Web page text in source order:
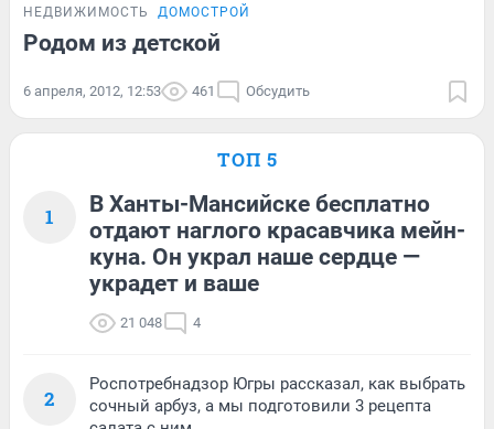
НЕДВИЖИМОСТЬ ДОМОСТРОЙ
Родом из детской
6 апреля, 2012, 12:53 461 Обсудить
ТОП 5
1
В Ханты-Мансийске бесплатно
отдают наглого красавчика мейн-
куна. Он украл наше сердце —
украдет и ваше
21 048 4
2
Роспотребнадзор Югры рассказал, как выбрать
сочный арбуз, а мы подготовили 3 рецепта